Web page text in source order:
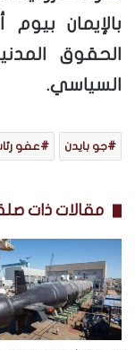
بالإيمان
الحقوق
السياسي.
جو بايدن عفو
مقالات ذات